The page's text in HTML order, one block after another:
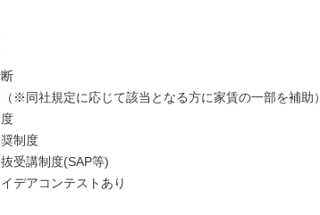
※同社規定に応じて該当となる方に家賃の一部を補助）
制度
受講制度(SAP等)
デアコンテストあり